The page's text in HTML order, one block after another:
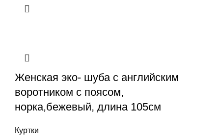
Женская эко- шуба с английским
воротником с поясом,
норка,бежевый, длина 105см
Куртки